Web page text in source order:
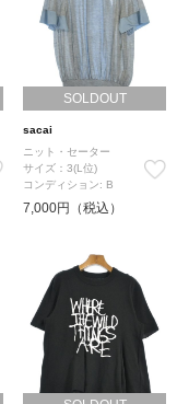
SOLDOUT
sacai
ニット・セーター
サイズ：3(L位)
コンディション: B
7,000円（税込）